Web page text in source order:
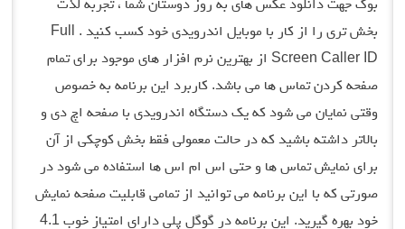
بوک جهت دانلود عکس های به روز دوستان شما ، تجربه لذت
بخش تری را از کار با موبایل اندرویدی خود کسب کنید . Full
Screen Caller ID از بهترین نرم افزار های موجود برای تمام
صفحه کردن تماس ها می باشد. کاربرد این برنامه به خصوص
وقتی نمایان می شود که یک دستگاه اندرویدی با صفحه اچ دی و
بالاتر داشته باشید که در حالت معمولی فقط بخش کوچکی از آن
برای نمایش تماس ها و حتی اس ام اس ها استفاده می شود در
صورتی که با این برنامه می توانید از تمامی قابلیت صفحه نمایش
خود بهره گیرید. این برنامه در گوگل پلی دارای امتیاز خوب 4.1